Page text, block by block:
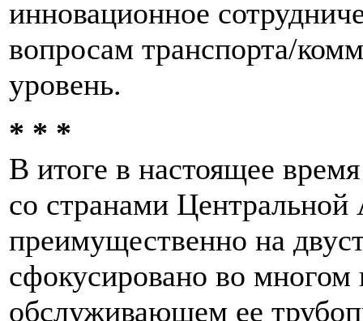
инновационное
вопросам транспорта/
уровень.
* * *
В итоге в настоящее
со странами Центральной
преимущественно на
сфокусировано во многом
обслуживающем ее